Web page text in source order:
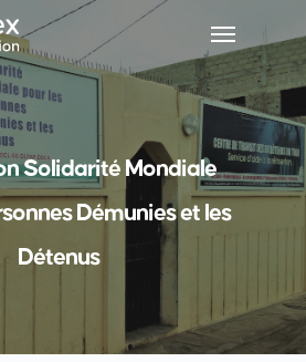
Solidarité Mondiale
Démunies et les
Détenus